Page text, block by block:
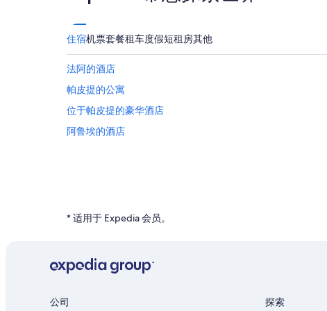
住宿机票套餐租车度假短租房其他
法阿的酒店
帕皮提的公寓
位于帕皮提的豪华酒店
阿鲁埃的酒店
* 适用于 Expedia 会员。
公司 探索